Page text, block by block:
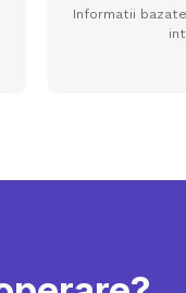
Informatii